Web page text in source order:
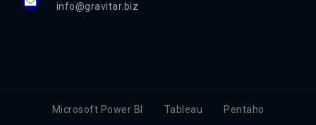
info@gravitar.biz
Microsoft Power BI Tableau Pentaho